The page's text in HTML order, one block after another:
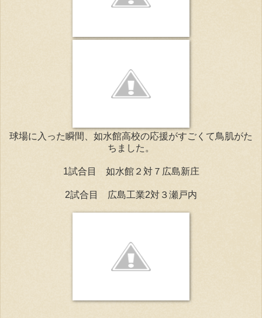
球場に入った瞬間、如水館高校の応援がすごくて鳥肌がた
ちました。
1試合目 如水館２対７広島新庄
2試合目 広島工業2対３瀬戸内